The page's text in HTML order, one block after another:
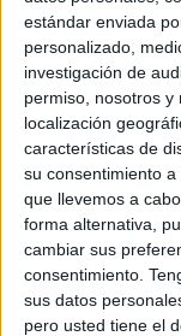
estándar enviada
personalizado,
investigación de
permiso, nosotros y
localización
características de
su consentimiento
que llevemos a
forma alternativa,
cambiar sus
consentimiento.
sus datos
pero usted tiene el